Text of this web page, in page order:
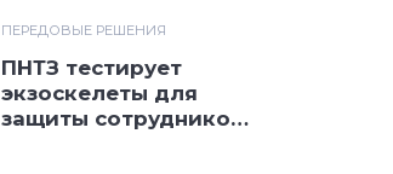
ПЕРЕДОВЫЕ РЕШЕНИЯ
ПНТЗ тестирует
экзоскелеты для
защиты сотрудников